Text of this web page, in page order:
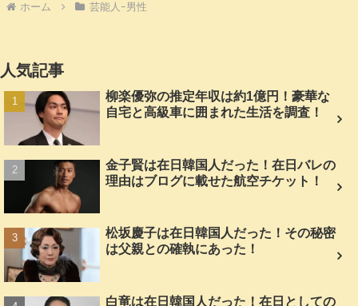
ホーム 芸能人ｰ男性
人気記事
柳楽優弥の推定年収は約1億円！豪華な
自宅と高級車に囲まれた生活を調査！
金子賢は在日韓国人だった！在日バレの
理由はブログに載せた航空チケット！
松坂慶子は在日韓国人だった！その秘密
は父親との確執にあった！
白竜は在日韓国人だった！在日としての